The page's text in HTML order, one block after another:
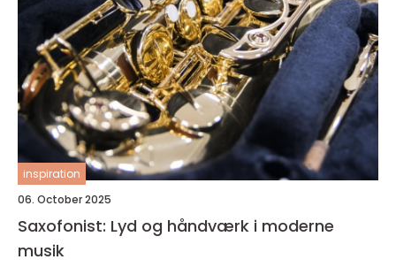
inspiration
06. October 2025
Saxofonist: Lyd og håndværk i moderne
musik